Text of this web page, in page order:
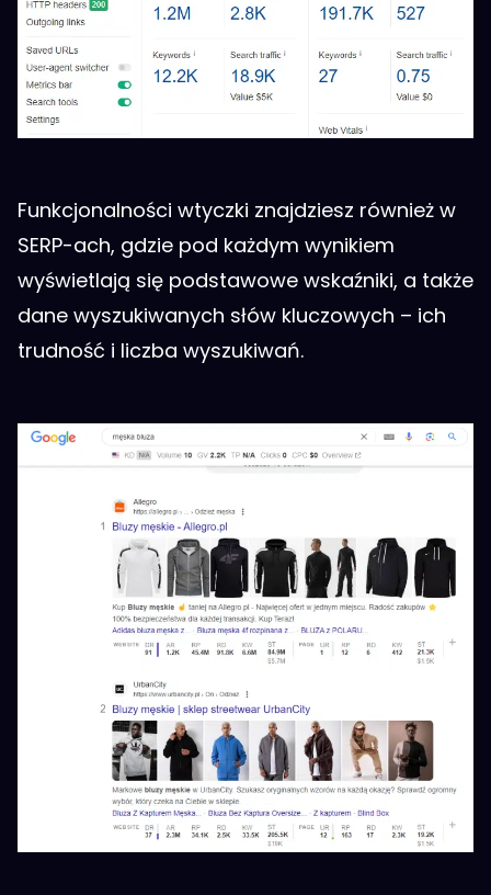
Funkcjonalności wtyczki znajdziesz również w
SERP-ach, gdzie pod każdym wynikiem
wyświetlają się podstawowe wskaźniki, a także
dane wyszukiwanych słów kluczowych – ich
trudność i liczba wyszukiwań.